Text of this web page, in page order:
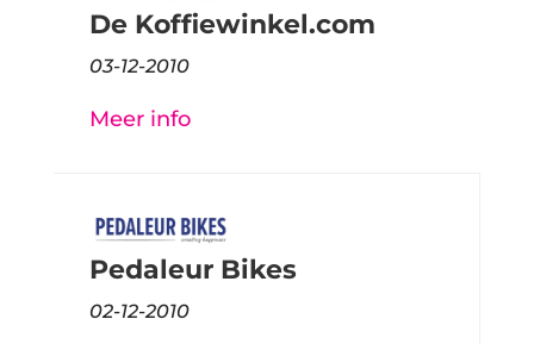
De Koffiewinkel.com
03-12-2010
Meer info
Pedaleur Bikes
02-12-2010